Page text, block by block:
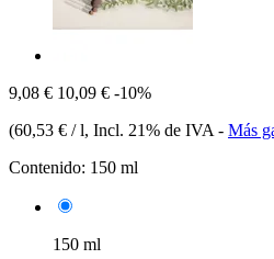
9,08 € 10,09 € -10%
(60,53 € / l, Incl. 21% de IVA - Más
Contenido: 150 ml
150 ml